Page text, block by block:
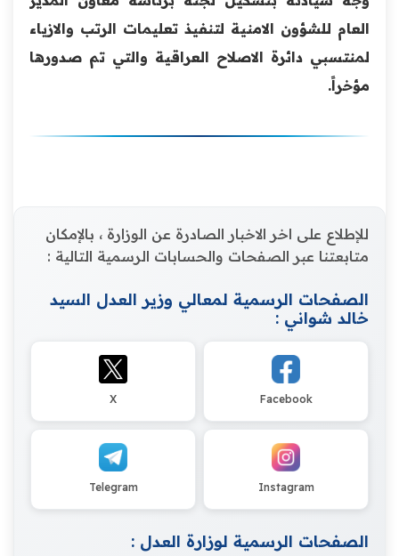
العام للشؤون الامنية لتنفيذ تعليمات الرتب والازياء
لمنتسبي دائرة الاصلاح العراقية والتي تم صدورها
مؤخراً.
للإطلاع على اخر الاخبار الصادرة عن الوزارة ، بالإمكان
متابعتنا عبر الصفحات والحسابات الرسمية التالية :
الصفحات الرسمية لمعالي وزير العدل السيد
خالد شواني :
Facebook
X
Instagram
Telegram
الصفحات الرسمية لوزارة العدل :